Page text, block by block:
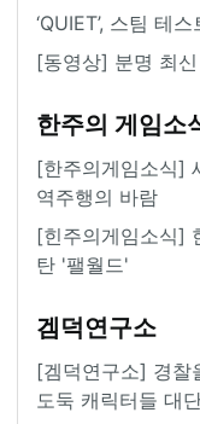
‘QUIET’, 스팀 테
[동영상] 분명 최
한주의 게임소
[한주의게임소식]
역주행의 바람
[힌주의게임소식]
탄 '팰월드'
겜덕연구소
[겜덕연구소] 경찰
도둑 캐릭터들 대